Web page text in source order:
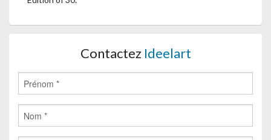
Contactez Ideelart